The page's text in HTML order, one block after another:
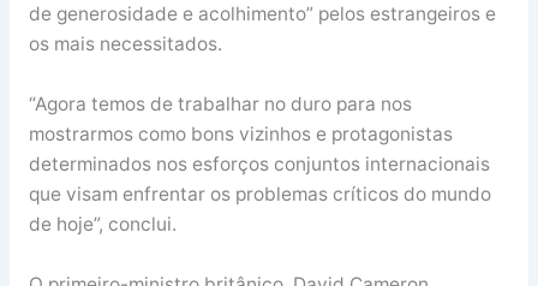
de generosidade e acolhimento” pelos estrangeiros e
os mais necessitados.
“Agora temos de trabalhar no duro para nos
mostrarmos como bons vizinhos e protagonistas
determinados nos esforços conjuntos internacionais
que visam enfrentar os problemas críticos do mundo
de hoje”, conclui.